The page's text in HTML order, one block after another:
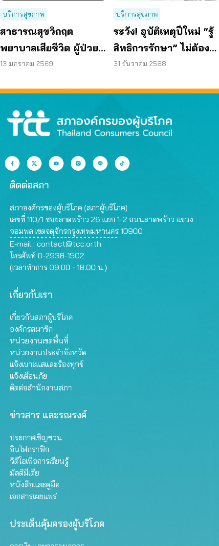
บริการสุขภาพ
สาธารณสุขวิกฤต
พยาบาลเสียชีวิต ผู้ป่วย
รอนาน
13 มกราคม 2569
บริการสุขภาพ
ระวัง! อุบัติเหตุปีใหม่ “รู้
สิทธิการรักษา” ไม่ต้อง
สำรองจ่าย
31 ธันวาคม 2568
ติดต่อสภา
สภาองค์กรของผู้บริโภค (สภาผู้บริโภค)
เลขที่ 110/1 ซอยลาดพร้าว 26 แยก 1-2 ถนนลาดพร้าว แขวง
จอมพล เขตจตุจักรกรุงเทพมหานคร 10900
E-mail : contact@tcc.or.th
โทรศัพท์ 0-2938-1502
(เวลาทำการ 09.00 - 18.00 น.)
เกี่ยวกับเรา
เกี่ยวกับสภาผู้บริโภค
องค์กรสมาชิก
หน่วยงานเขตพื้นที่
หน่วยงานประจำจังหวัด
แจ้งเบาะแสและร้องทุกข์
แจ้งเตือนภัย
ติดต่อสำนักงานสภา
ข่าวสาร และรณรงค์
ประกาศเชิญชวน
อินโฟกราฟิก
วิดีโอเพื่อการเรียนรู้
มัลติมีเดีย
หนังสือและคู่มือ
เอกสารเผยแพร่
ประเด็นคุ้มครองผู้บริโภค